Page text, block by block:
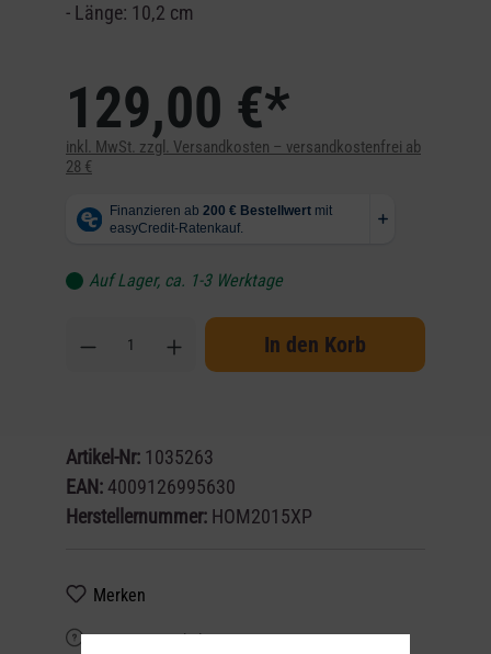
- Länge: 10,2 cm
129,00 €*
inkl. MwSt. zzgl. Versandkosten – versandkostenfrei ab
28 €
Auf Lager, ca. 1-3 Werktage
In den Korb
Artikel-Nr: 1035263
EAN:4009126995630
Herstellernummer: HOM2015XP
Merken
Frage zum Artikel?